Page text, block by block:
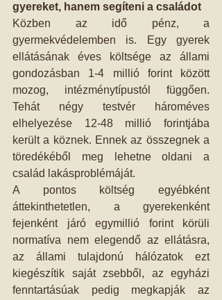
gyereket, hanem segíteni a családot
Közben az idő pénz, a
gyermekvédelemben is. Egy gyerek
ellátásának éves költsége az állami
gondozásban 1-4 millió forint között
mozog, intézménytípustól függően.
Tehát négy testvér hároméves
elhelyezése 12-48 millió forintjába
került a köznek. Ennek az összegnek a
töredékéből meg lehetne oldani a
család lakásproblémáját.
A pontos költség egyébként
áttekinthetetlen, a gyerekenként
fejenként járó egymillió forint körüli
normatíva nem elegendő az ellátásra,
az állami tulajdonú hálózatok ezt
kiegészítik saját zsebből, az egyházi
fenntartásúak pedig megkapják az